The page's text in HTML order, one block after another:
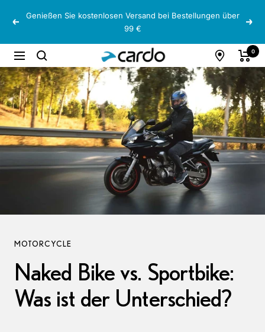
zumZurück
Genießen Sie kostenlosen Versand bei Bestellungen über
99 €
Navigation
Cardo
Systems
0
MOTORCYCLE
Naked Bike vs. Sportbike:
Was ist der Unterschied?